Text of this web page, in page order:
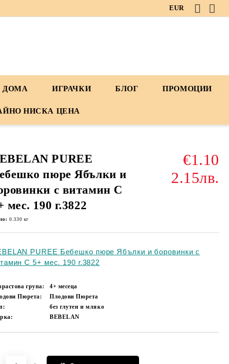
EUR
ДОМА ИГРАЧКИ БЛОГ ПРОМОЦИИ
НИСКА ЦЕНА
PUREE
пюре Ябълки и
с витамин C
мес. 190 г.3822
€1.10
2.15лв.
0.330 кг
PUREE Бебешко пюре Ябълки и боровинки с
C 5+ мес. 190 г.3822
група:
4+ месеца
Пюрета:
Плодови Пюрета
без глутен и мляко
BEBELAN